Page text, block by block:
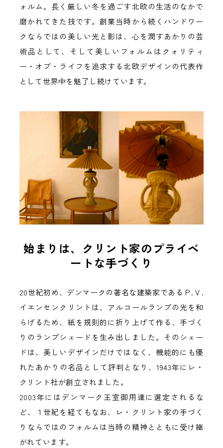
ォルム。長く厳しい冬を過ごす北欧の生活のなかで
磨かれてきた技です。創業当時から続くハンドワー
クならではの美しい光と影は、心を潤すあかりの芸
術品として、そして美しいフォルムはクォリティ
ー・オブ・ライフを追求する北欧デザインの代表作
として世界中を魅了し続けています。
始まりは、クリント家のプライベ
ートな手づくり
20世紀初め、デンマークの著名な建築家であるＰ.Ｖ.
イエンセンクリントは、アルコールランプの光を和
らげるため、紙を規則的に折り上げて作る、手づく
りのランプシェードを生み出しました。そのシェー
ドは、美しいデザインだけではなく、機能的にも優
れたあかりの名品として評判となり、1943年にレ・
クリント社が創立されました。
2003年にはデンマーク王室御用達に選定されるな
ど、１世紀を経てもなお、レ・クリント家の手づく
りならではのフォルムは当時の精神とともに受け継
がれています。